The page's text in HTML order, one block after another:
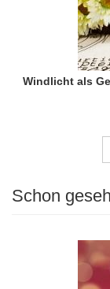
Windlicht als
Schon